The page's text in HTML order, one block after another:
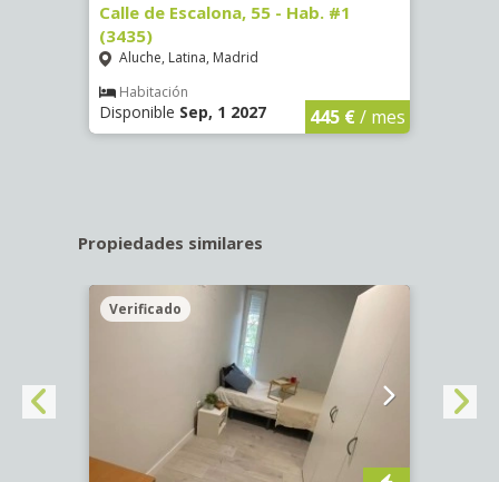
Calle de Escalona, 55 - Hab. #1
(3435)
Aluche, Latina, Madrid
Habitación
Disponible Sep, 1 2027 445 €/ mes
Propiedades similares
Verificado